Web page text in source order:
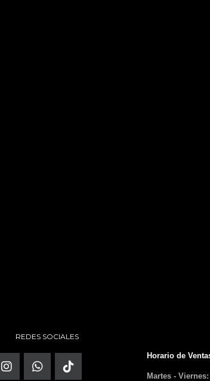
REDES SOCIALES
Horario de
Martes - Viernes: